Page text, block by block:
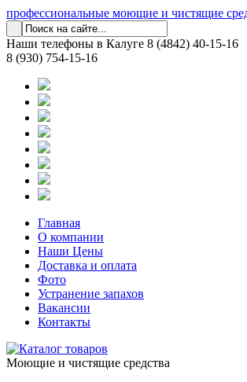
профессиональные моющие и чистящие
Наши телефоны в Калуге 8 (4842) 40-15-16
8 (930) 754-15-16
Главная
О компании
Наши Цены
Доставка и оплата
Фото
Устранение запахов
Вакансии
Контакты
Моющие и чистящие средства